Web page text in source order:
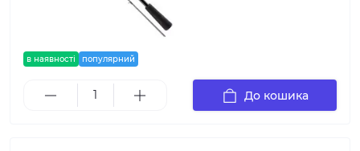
в наявності популярний
До кошика